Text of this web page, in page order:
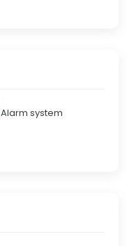
Alarm system